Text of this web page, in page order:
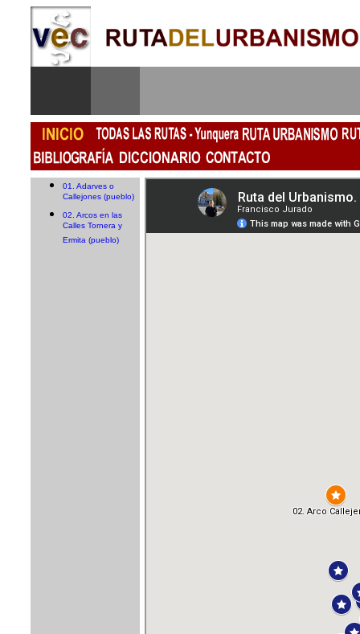
01. Adarves o
Callejones (pueblo)
02. Arcos en las
Calles Tornera y
Ermita (pueblo)